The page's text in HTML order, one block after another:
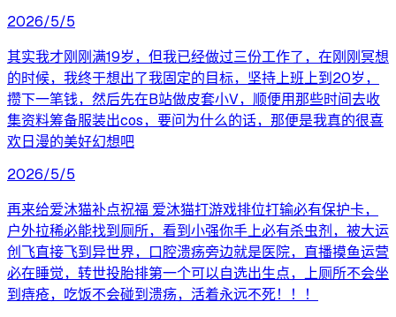
2026/5/5
其实我才刚刚满19岁，但我已经做过三份工作了，在刚刚冥想
的时候，我终于想出了我固定的目标，坚持上班上到20岁，
攒下一笔钱，然后先在B站做皮套小V，顺便用那些时间去收
集资料筹备服装出cos，要问为什么的话，那便是我真的很喜
欢日漫的美好幻想吧
2026/5/5
再来给爱沐猫补点祝福 爱沐猫打游戏排位打输必有保护卡，
户外拉稀必能找到厕所，看到小强你手上必有杀虫剂，被大运
创飞直接飞到异世界，口腔溃疡旁边就是医院，直播摸鱼运营
必在睡觉，转世投胎排第一个可以自选出生点，上厕所不会坐
到痔疮，吃饭不会碰到溃疡，活着永远不死！！！